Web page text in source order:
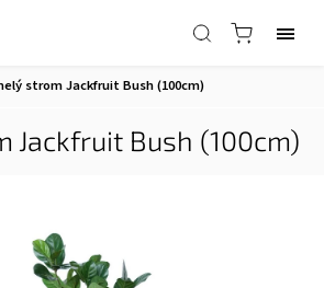
strom Jackfruit Bush (100cm)
Jackfruit Bush (100cm)